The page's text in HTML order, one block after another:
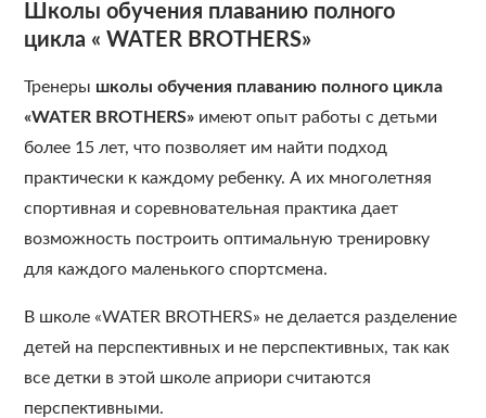
Школы обучения плаванию полного
цикла « WATER BROTHERS»
Тренеры школы обучения плаванию полного цикла
«WATER BROTHERS» имеют опыт работы с детьми
более 15 лет, что позволяет им найти подход
практически к каждому ребенку. А их многолетняя
спортивная и соревновательная практика дает
возможность построить оптимальную тренировку
для каждого маленького спортсмена.
В школе «WATER BROTHERS» не делается разделение
детей на перспективных и не перспективных, так как
все детки в этой школе априори считаются
перспективными.